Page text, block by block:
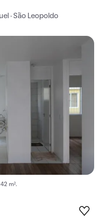
· São Leopoldo
m².